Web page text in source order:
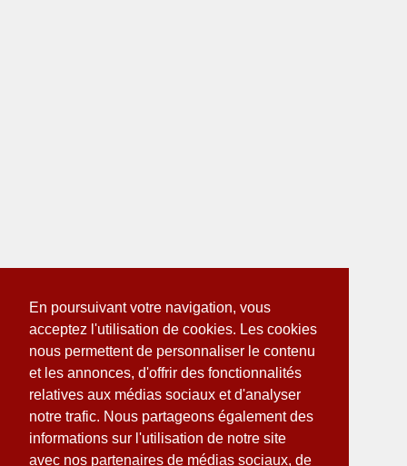
En poursuivant votre navigation, vous
acceptez l'utilisation de cookies. Les cookies
nous permettent de personnaliser le contenu
et les annonces, d'offrir des fonctionnalités
relatives aux médias sociaux et d'analyser
notre trafic. Nous partageons également des
informations sur l'utilisation de notre site
avec nos partenaires de médias sociaux, de